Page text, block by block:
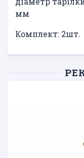
мм
Комплект: 2шт.